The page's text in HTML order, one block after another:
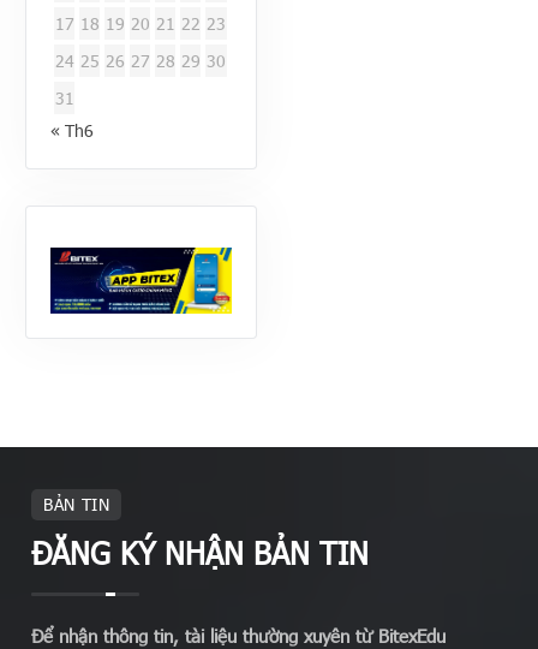
17 18 19 20 21 22 23
24 25 26 27 28 29 30
31
« Th6
BẢN TIN
ĐĂNG KÝ NHẬN BẢN TIN
Để nhận thông tin, tài liệu thường xuyên từ BitexEdu